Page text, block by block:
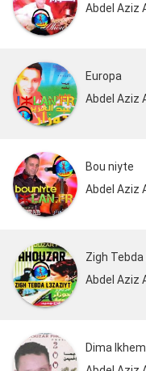
Europa
Bou niyte
Zigh
Dima